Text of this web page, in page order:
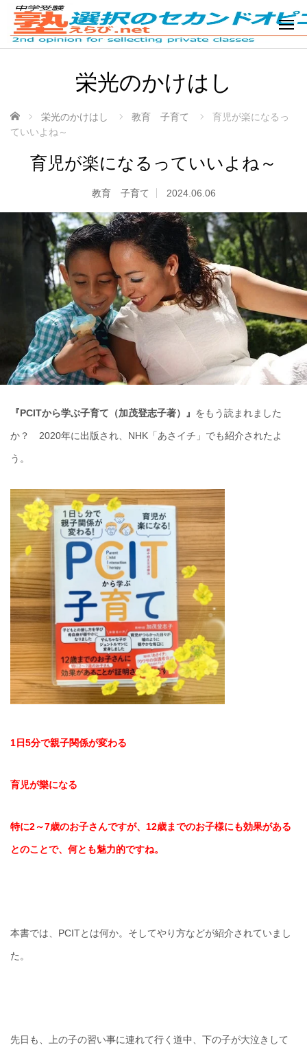
栄光のかけはし
ホーム 栄光のかけはし 教育 子育て
育児が楽になるっ
ていいよね～
育児が楽になるっていいよね～
教育 子育て 2024.06.06
『PCITから学ぶ子育て（加茂登志子著）』 をもう読まれました
か？ 2020年に出版され、NHK「あさイチ」でも紹介されたよ
う。
1日5分で親子関係が変わる
育児が樂になる
特に2～7歳のお子さんですが、12歳までのお子様にも効果がある
とのことで、何とも魅力的ですね。
本書では、PCITとは何か。そしてやり方などが紹介されていまし
た。
先日も、上の子の習い事に連れて行く道中、下の子が大泣きして